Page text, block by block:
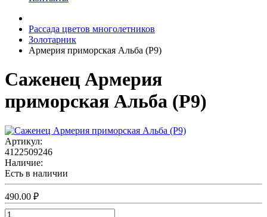
Рассада цветов многолетников
Золотарник
Армерия приморская Альба (Р9)
Саженец Армерия
приморская Альба (Р9)
Артикул:
4122509246
Наличие:
Есть в наличии
490.00 ₽